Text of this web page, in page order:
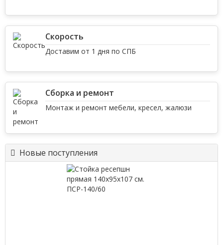
Скорость
Доставим от 1 дня по СПБ
Сборка и ремонт
Монтаж и ремонт мебели, кресел, жалюзи
Новые поступления